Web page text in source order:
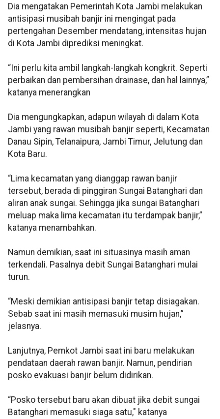
Dia mengatakan Pemerintah Kota Jambi melakukan
antisipasi musibah banjir ini mengingat pada
pertengahan Desember mendatang, intensitas hujan
di Kota Jambi diprediksi meningkat.
“Ini perlu kita ambil langkah-langkah kongkrit. Seperti
perbaikan dan pembersihan drainase, dan hal lainnya,”
katanya menerangkan
Dia mengungkapkan, adapun wilayah di dalam Kota
Jambi yang rawan musibah banjir seperti, Kecamatan
Danau Sipin, Telanaipura, Jambi Timur, Jelutung dan
Kota Baru.
“Lima kecamatan yang dianggap rawan banjir
tersebut, berada di pinggiran Sungai Batanghari dan
aliran anak sungai. Sehingga jika sungai Batanghari
meluap maka lima kecamatan itu terdampak banjir,”
katanya menambahkan.
Namun demikian, saat ini situasinya masih aman
terkendali. Pasalnya debit Sungai Batanghari mulai
turun.
“Meski demikian antisipasi banjir tetap disiagakan.
Sebab saat ini masih memasuki musim hujan,”
jelasnya.
Lanjutnya, Pemkot Jambi saat ini baru melakukan
pendataan daerah rawan banjir. Namun, pendirian
posko evakuasi banjir belum didirikan.
“Posko tersebut baru akan dibuat jika debit sungai
Batanghari memasuki siaga satu," katanya